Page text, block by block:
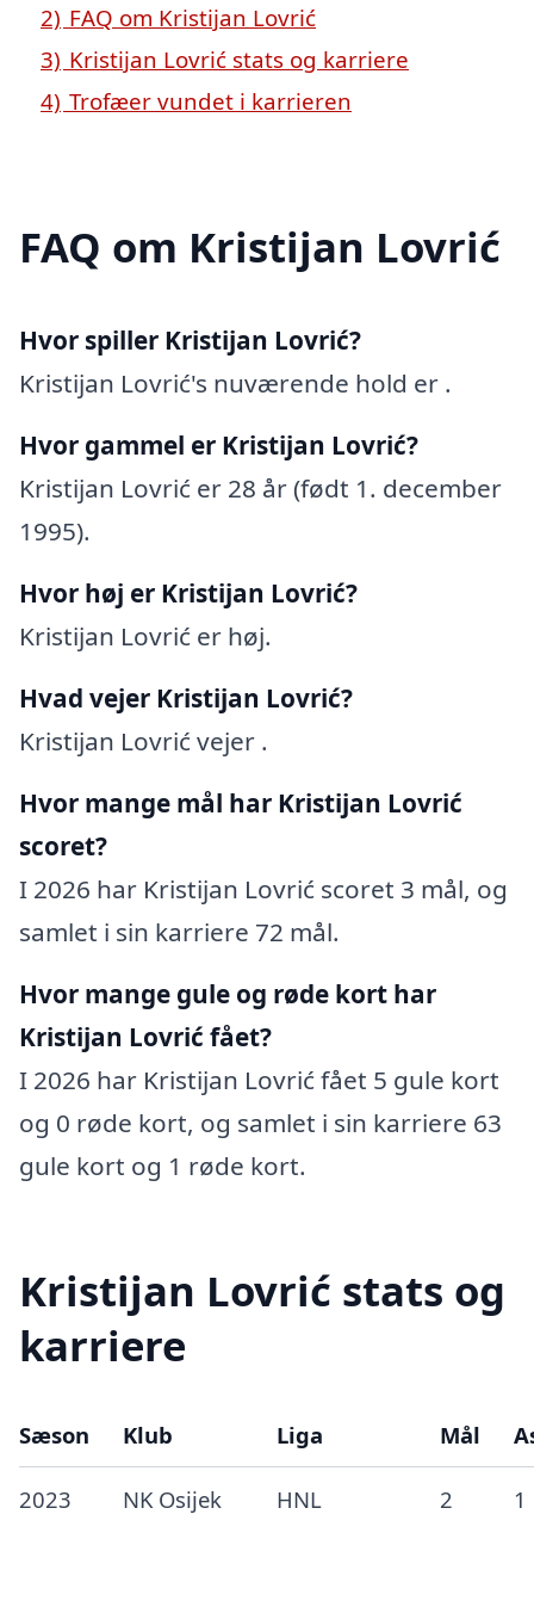
2) FAQ om Kristijan Lovrić
3) Kristijan Lovrić stats og karriere
4) Trofæer vundet i karrieren
FAQ om Kristijan Lovrić
Hvor spiller Kristijan Lovrić?
Kristijan Lovrić's nuværende hold er .
Hvor gammel er Kristijan Lovrić?
Kristijan Lovrić er 28 år (født 1. december
1995).
Hvor høj er Kristijan Lovrić?
Kristijan Lovrić er høj.
Hvad vejer Kristijan Lovrić?
Kristijan Lovrić vejer .
Hvor mange mål har Kristijan Lovrić
scoret?
I 2026 har Kristijan Lovrić scoret 3 mål, og
samlet i sin karriere 72 mål.
Hvor mange gule og røde kort har
Kristijan Lovrić fået?
I 2026 har Kristijan Lovrić fået 5 gule kort
og 0 røde kort, og samlet i sin karriere 63
gule kort og 1 røde kort.
Kristijan Lovrić stats og
karriere
Sæson Klub Liga Mål
2023 NK Osijek HNL 2 1